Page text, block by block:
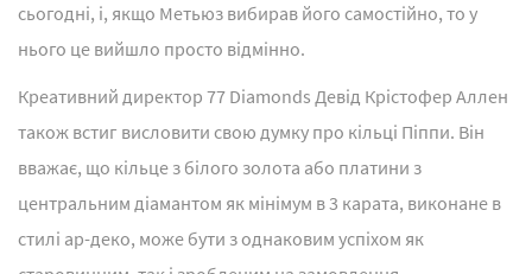
сьогодні, і, якщо Метьюз вибирав його самостійно, то у
нього це вийшло просто відмінно.
Креативний директор 77 Diamonds Девід Крістофер Аллен
також встиг висловити свою думку про кільці Піппи. Він
вважає, що кільце з білого золота або платини з
центральним діамантом як мінімум в 3 карата, виконане в
стилі ар-деко, може бути з однаковим успіхом як